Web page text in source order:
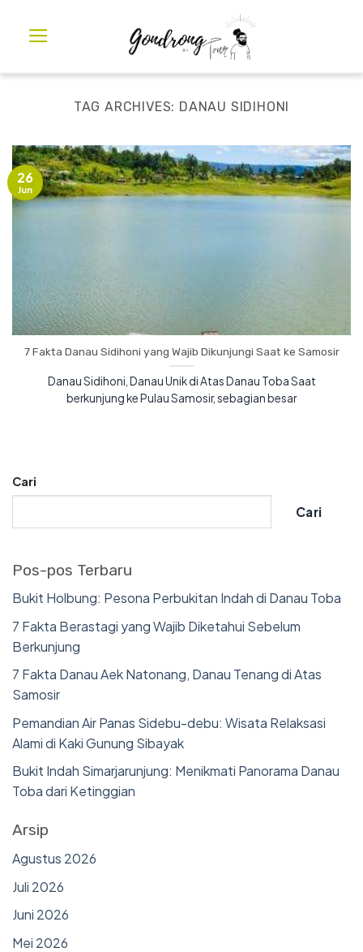
TAG ARCHIVES: DANAU SIDIHONI
7 Fakta Danau Sidihoni yang Wajib Dikunjungi Saat ke Samosir
Danau Sidihoni, Danau Unik di Atas Danau Toba Saat
berkunjung ke Pulau Samosir, sebagian besar
26
Jun
Cari
Cari
Pos-pos Terbaru
Bukit Holbung: Pesona Perbukitan Indah di Danau Toba
7 Fakta Berastagi yang Wajib Diketahui Sebelum
Berkunjung
7 Fakta Danau Aek Natonang, Danau Tenang di Atas
Samosir
Pemandian Air Panas Sidebu-debu: Wisata Relaksasi
Alami di Kaki Gunung Sibayak
Bukit Indah Simarjarunjung: Menikmati Panorama Danau
Toba dari Ketinggian
Arsip
Agustus 2026
Juli 2026
Juni 2026
Mei 2026